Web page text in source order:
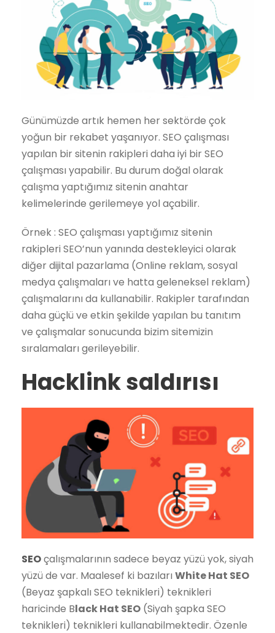
Günümüzde artık hemen her sektörde çok
yoğun bir rekabet yaşanıyor. SEO çalışması
yapılan bir sitenin rakipleri daha iyi bir SEO
çalışması yapabilir. Bu durum doğal olarak
çalışma yaptığımız sitenin anahtar
kelimelerinde gerilemeye yol açabilir.
Örnek : SEO çalışması yaptığımız sitenin
rakipleri SEO’nun yanında destekleyici olarak
diğer dijital pazarlama (Online reklam, sosyal
medya çalışmaları ve hatta geleneksel reklam)
çalışmalarını da kullanabilir. Rakipler tarafından
daha güçlü ve etkin şekilde yapılan bu tanıtım
ve çalışmalar sonucunda bizim sitemizin
sıralamaları gerileyebilir.
Hacklink saldırısı
SEOçalışmalarının sadece beyaz yüzü yok, siyah
yüzü de var. Maalesef ki bazıları White Hat SEO
(Beyaz şapkalı SEO teknikleri) teknikleri
haricinde Black Hat SEO (Siyah şapka SEO
teknikleri) teknikleri kullanabilmektedir. Özenle